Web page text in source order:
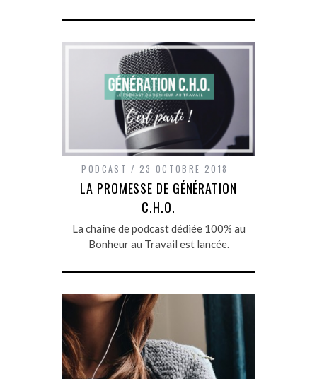
PODCAST 23 OCTOBRE 2018
LA PROMESSE DE GÉNÉRATION
C.H.O.
La chaîne de podcast dédiée 100% au
Bonheur au Travail est lancée.